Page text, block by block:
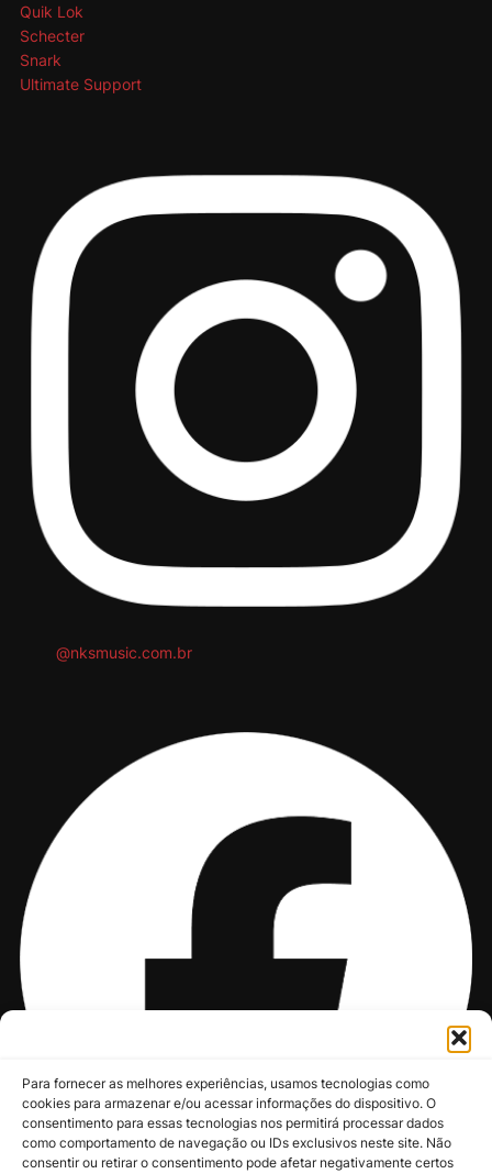
Para fornecer as melhores experiências, usamos tecnologias como
cookies para armazenar e/ou acessar informações do dispositivo. O
consentimento para essas tecnologias nos permitirá processar dados
como comportamento de navegação ou IDs exclusivos neste site. Não
consentir ou retirar o consentimento pode afetar negativamente certos
Quik Lok
Schecter
Snark
Ultimate Support
@nksmusic.com.br